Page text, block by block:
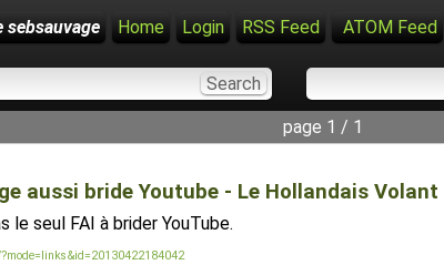
sebsauvage Home Login RSS Feed ATOM Feed
page 1 / 1
aussi bride Youtube - Le Hollandais Volant
le seul FAI à brider YouTube.